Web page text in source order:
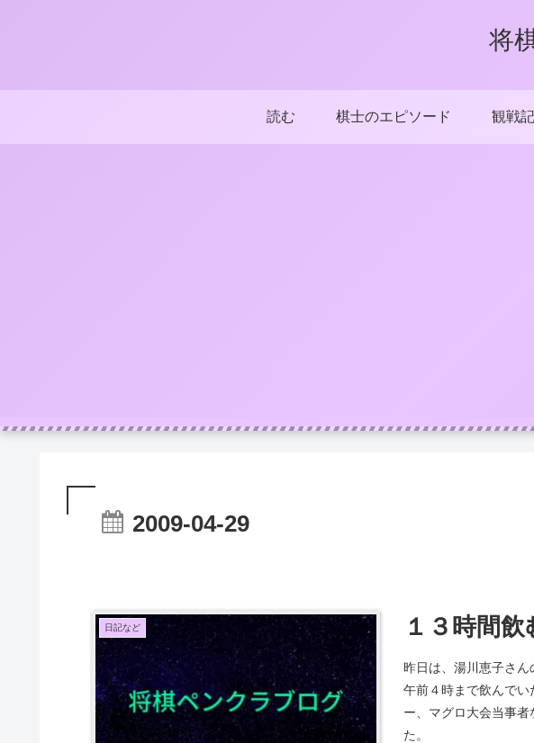
将
読む 棋士のエピソード 観戦記
2009-04-29
日記など １３時間飲
昨日は、湯川恵子さん
午前４時まで飲んで
ー、マグロ大会当事
た。